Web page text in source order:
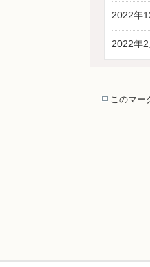
2022年
2022年
このマー